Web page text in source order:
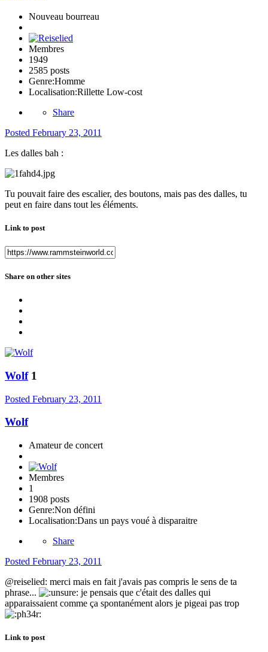
Nouveau bourreau
Membres
1949
2585 posts
Genre:Homme
Localisation:Rillette Low-cost
Share
Posted February 23, 2011
Les dalles bah :
Tu pouvait faire des escalier, des boutons, mais pas des dalles, tu
peut en faire dans tout les éléments.
Link to post
Share on other sites
Wolf 1
Posted February 23, 2011
Wolf
Amateur de concert
Membres
1
1908 posts
Genre:Non défini
Localisation:Dans un pays voué à disparaitre
Share
Posted February 23, 2011
@reiselied: merci mais en fait j'avais pas compris le sens de ta
phrase...
je pensais que c'était des dalles qui
apparaissaient comme ça spontanément alors je pigeai pas trop
Link to post